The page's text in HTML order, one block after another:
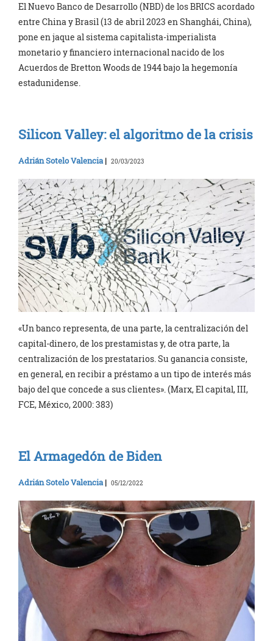
El Nuevo Banco de Desarrollo (NBD) de los BRICS acordado
entre China y Brasil (13 de abril 2023 en Shanghái, China),
pone en jaque al sistema capitalista-imperialista
monetario y financiero internacional nacido de los
Acuerdos de Bretton Woods de 1944 bajo la hegemonía
estadunidense.
Silicon Valley: el algoritmo de la crisis
Adrián Sotelo Valencia | 20/03/2023
«Un banco representa, de una parte, la centralización del
capital-dinero, de los prestamistas y, de otra parte, la
centralización de los prestatarios. Su ganancia consiste,
en general, en recibir a préstamo a un tipo de interés más
bajo del que concede a sus clientes». (Marx, El capital, III,
FCE, México, 2000: 383)
El Armagedón de Biden
Adrián Sotelo Valencia | 05/12/2022